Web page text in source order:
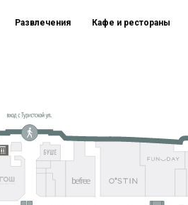
Развлечения Кафе и рестораны